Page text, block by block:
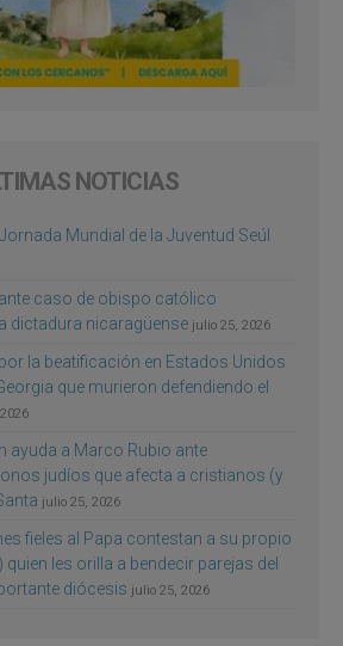
NOTICIAS
Mundial de la Juventud Seúl
caso de obispo católico
dictadura nicaragüense julio 25, 2026
la beatificación en Estados Unidos
que murieron defendiendo el
ayuda a Marco Rubio ante
judíos que afecta a cristianos (y
julio 25, 2026
fieles al Papa contestan a su propio
les orilla a bendecir parejas del
diócesis julio 25, 2026